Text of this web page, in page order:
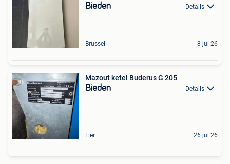
Bieden Details
Brussel 8 jul 26
Mazout ketel Buderus G 205
Bieden Details
Lier 26 jul 26